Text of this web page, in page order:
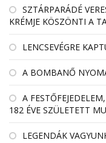
SZTÁRPARÁDÉ
KRÉMJE KÖSZÖNTI A
LENCSEVÉGRE
A BOMBANŐ
A
182 ÉVE SZÜLETETT
LEGENDÁK